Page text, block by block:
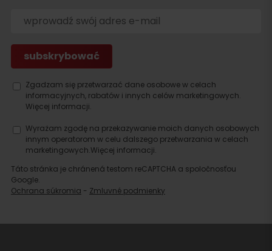
Zgadzam się przetwarzać dane osobowe w celach
informacyjnych, rabatów i innych celów marketingowych.
Więcej informacji.
Wyrażam zgodę na przekazywanie moich danych osobowych
innym operatorom w celu dalszego przetwarzania w celach
marketingowych.Więcej informacji.
Táto stránka je chránená testom reCAPTCHA a spoločnosťou
Google.
Ochrana súkromia - Zmluvné podmienky